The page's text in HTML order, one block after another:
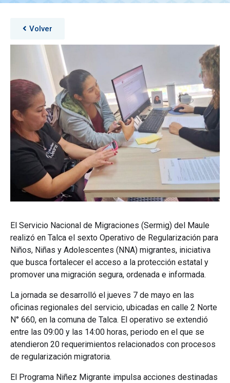
Volver
El Servicio Nacional de Migraciones (Sermig) del Maule
realizó en Talca el sexto Operativo de Regularización para
Niños, Niñas y Adolescentes (NNA) migrantes, iniciativa
que busca fortalecer el acceso a la protección estatal y
promover una migración segura, ordenada e informada.
La jornada se desarrolló el jueves 7 de mayo en las
oficinas regionales del servicio, ubicadas en calle 2 Norte
N° 660, en la comuna de Talca. El operativo se extendió
entre las 09:00 y las 14:00 horas, periodo en el que se
atendieron 20 requerimientos relacionados con procesos
de regularización migratoria.
El Programa Niñez Migrante impulsa acciones destinadas